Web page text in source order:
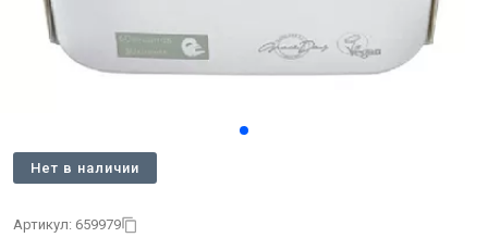
Нет в наличии
Артикул: 659979